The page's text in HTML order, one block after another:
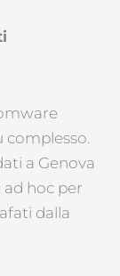
complesso.
a Genova
hoc per
dalla